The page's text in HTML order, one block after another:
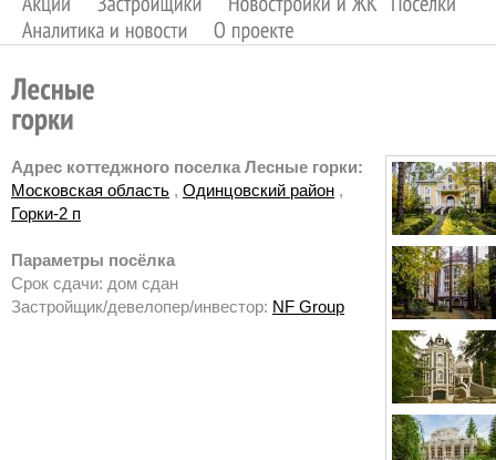
Адрес коттеджного поселка Лесные горки:
Московская область , Одинцовский район ,
Горки-2 п
Параметры посёлка
Срок сдачи: дом сдан
Застройщик/девелопер/инвестор: NF Group